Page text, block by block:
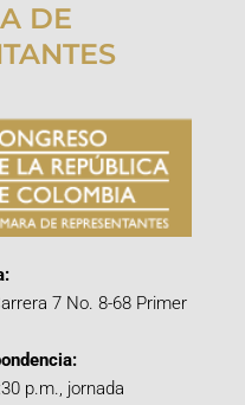
DE
7 No. 8-68 Primer
p.m., jornada